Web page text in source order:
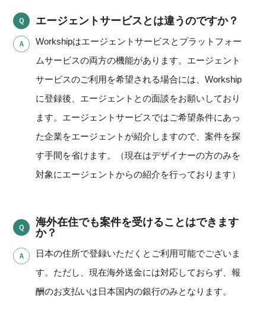
エージェントサービスとは違うのですか？
Workshipはエージェントサービスとプラットフォー
ムサービスの両方の機能があります。エージェント
サービスのご利用を希望される場合には、Workship
に登録後、エージェントとの面談をお願いしており
ます。エージェントサービスではご希望条件にあっ
た企業をエージェントが紹介しますので、案件を探
す手間を省けます。（現在はデザイナーの方のみを
対象にエージェントからの紹介を行っております）
海外在住でも案件を受けることはできます
か？
日本の住所で登録いただくとご利用可能でございま
す。ただし、現在海外送金には対応しておらず、報
酬のお支払いは日本国内の銀行のみとなります。